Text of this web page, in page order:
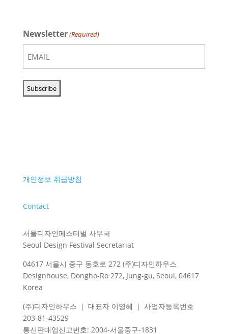
Newsletter(Required)
개인정보 취급방침
Contact
서울디자인페스티벌 사무국
Seoul Design Festival Secretariat
04617 서울시 중구 동호로 272 (주)디자인하우스
Designhouse, Dongho-Ro 272, Jung-gu, Seoul, 04617
Korea
(주)디자인하우스 ｜ 대표자 이영혜 ｜ 사업자등록번호
203-81-43529
통신판매업신고번호: 2004-서울중구-1831